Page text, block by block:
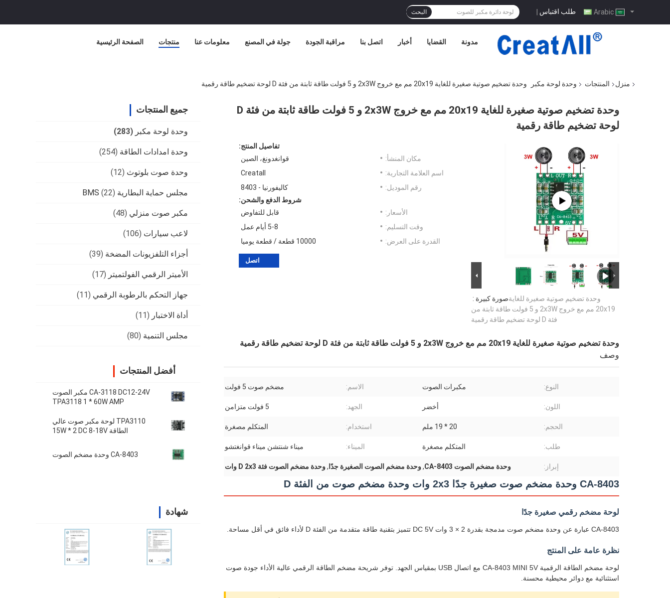
طلب اقتباس | البحث
الصفحة الرئيسية منتجات معلومات عنا جولة في المصنع مراقبة الجودة اتصل بنا أخبار القضايا مدونة
منزل المنتجات وحدة لوحة مكبر وحدة تضخيم صوتية صغيرة للغاية 20x19 مم مع خروج 2x3W و 5 فولت طاقة ثابتة من فئة D لوحة تضخيم طاقة رقمية
جميع المنتجات
وحدة لوحة مكبر (283)
وحدة امدادات الطاقة (254)
وحدة صوت بلوتوث (12)
مجلس حماية البطارية BMS (22)
مكبر صوت منزلي (48)
لاعب سيارات (106)
أجزاء التلفزيونات المضخة (39)
الأميتر الرقمي الفولتميتر (17)
جهاز التحكم بالرطوبة الرقمي (11)
أداة الاختبار (11)
مجلس التنمية (80)
أفضل المنتجات
CA-3118 DC12-24V مكبر الصوت
TPA3118 1 * 60W AMP
TPA3110 لوحة مكبر صوت عالي
الطاقة 15W * 2 DC 8-18V
CA-8403 وحدة مضخم الصوت
شهادة
وحدة تضخيم صوتية صغيرة للغاية 20x19 مم مع خروج 2x3W و 5 فولت طاقة ثابتة من فئة D
لوحة تضخيم طاقة رقمية
صورة كبيرة :وحدة تضخيم صوتية صغيرة للغاية
20x19 مم مع خروج 2x3W و 5 فولت طاقة ثابتة من
فئة D لوحة تضخيم طاقة رقمية
تفاصيل المنتج:
مكان المنشأ:
قوانغدونغ، الصين
اسم العلامة التجارية:
Creatall
رقم الموديل:
كاليفورنيا - 8403
شروط الدفع والشحن:
الأسعار:
قابل للتفاوض
وقت التسليم:
5-8 أيام عمل
القدرة على العرض:
10000 قطعة / قطعة يوميا
اتصل
وحدة تضخيم صوتية صغيرة للغاية 20x19 مم مع خروج 2x3W و 5 فولت طاقة ثابتة من فئة D لوحة تضخيم طاقة رقمية
وصف
النوع: مكبرات الصوت الاسم: مضخم صوت 5 فولت
اللون: أخضر الجهد: 5 فولت متزامن
الحجم: 20 * 19 ملم استخدام: المتكلم مصغرة
طلب: المتكلم مصغرة الميناء: ميناء شنتشن ميناء قوانغتشو
إبراز: وحدة مضخم الصوت CA-8403 ,وحدة مضخم الصوت الصغيرة جدًا ,وحدة مضخم الصوت فئة D 2x3 وات
CA-8403 وحدة مضخم صوت صغيرة جدًا 2x3 وات وحدة مضخم صوت من الفئة D
لوحة مضخم رقمي صغيرة جدًا
CA-8403 عبارة عن وحدة مضخم صوت مدمجة بقدرة 2 × 3 وات DC 5V تتميز بتقنية طاقة متقدمة من الفئة D لأداء فائق في أقل مساحة.
نظرة عامة على المنتج
لوحة مضخم الطاقة الرقمية CA-8403 MINI 5V مع اتصال USB بمقياس الجهد. توفر شريحة مضخم الطاقة الرقمي عالية الأداء جودة صوت
استثنائية مع دوائر محيطية محسنة.